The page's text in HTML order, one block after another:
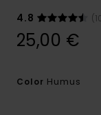
4.8
25,00 €
Color Humus